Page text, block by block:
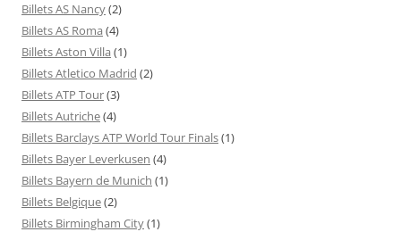
Billets AS Nancy(2)
Billets AS Roma (4)
Billets Aston Villa (1)
Billets Atletico Madrid (2)
Billets ATP Tour(3)
Billets Autriche(4)
Billets Barclays ATP World Tour Finals(1)
Billets Bayer Leverkusen (4)
Billets Bayern de Munich (1)
Billets Belgique(2)
Billets Birmingham City(1)